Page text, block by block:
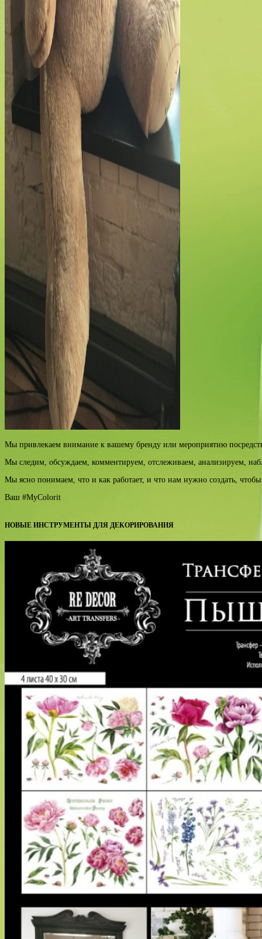
Мы привлекаем внимание к вашему бренду или мероприятию
Мы следим, обсуждаем, комментируем, отслеживаем, анализируем,
Мы ясно понимаем, что и как работает, и что нам нужно создать,
Ваш #MyColorit
НОВЫЕ ИНСТРУМЕНТЫ ДЛЯ ДЕКОРИРОВАНИЯ